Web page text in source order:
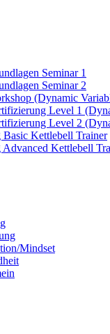
Seminar 1
Seminar 2
(Dynamic
Level 1
Level 2
Kettlebell Trainer
Kettlebell
Mindset